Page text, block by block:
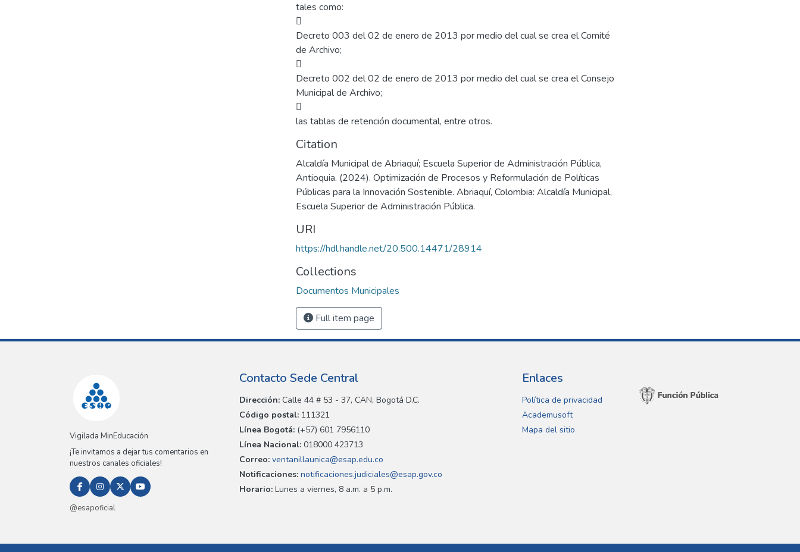
tales como:

Decreto 003 del 02 de enero de 2013 por medio del cual se crea el Comité
de Archivo;

Decreto 002 del 02 de enero de 2013 por medio del cual se crea el Consejo
Municipal de Archivo;

las tablas de retención documental, entre otros.
Citation
Alcaldía Municipal de Abriaquí; Escuela Superior de Administración Pública,
Antioquia. (2024). Optimización de Procesos y Reformulación de Políticas
Públicas para la Innovación Sostenible. Abriaquí, Colombia: Alcaldía Municipal,
Escuela Superior de Administración Pública.
URI
https://hdl.handle.net/20.500.14471/28914
Collections
Documentos Municipales
Full item page
Vigilada MinEducación
¡Te invitamos a dejar tus comentarios en
nuestros canales oficiales!
@esapoficial
Contacto Sede Central
Dirección: Calle 44 # 53 - 37, CAN, Bogotá D.C.
Código postal: 111321
Línea Bogotá: (+57) 601 7956110
Línea Nacional: 018000 423713
Correo: ventanillaunica@esap.edu.co
Notificaciones: notificaciones.judiciales@esap.gov.co
Horario: Lunes a viernes, 8 a.m. a 5 p.m.
Enlaces
Política de privacidad
Academusoft
Mapa del sitio